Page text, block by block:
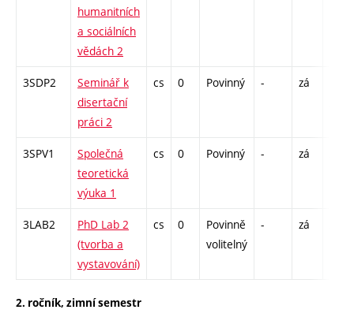
humanitních
a sociálních
vědách 2
3SDP2
Seminář k
disertační
práci 2
cs 0 Povinný - zá
3SPV1
Společná
teoretická
výuka 1
cs 0 Povinný - zá
3LAB2
PhD Lab 2
(tvorba a
vystavování)
cs 0
Povinně
volitelný
- zá
2. ročník, zimní semestr